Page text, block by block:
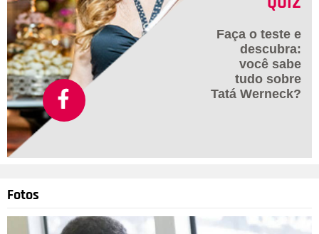
Faça o teste e
descubra:
você sabe
tudo sobre
Tatá Werneck?
Fotos